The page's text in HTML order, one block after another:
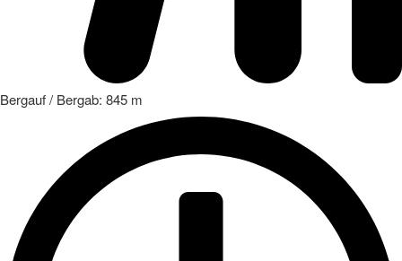
Bergauf / Bergab: 845 m